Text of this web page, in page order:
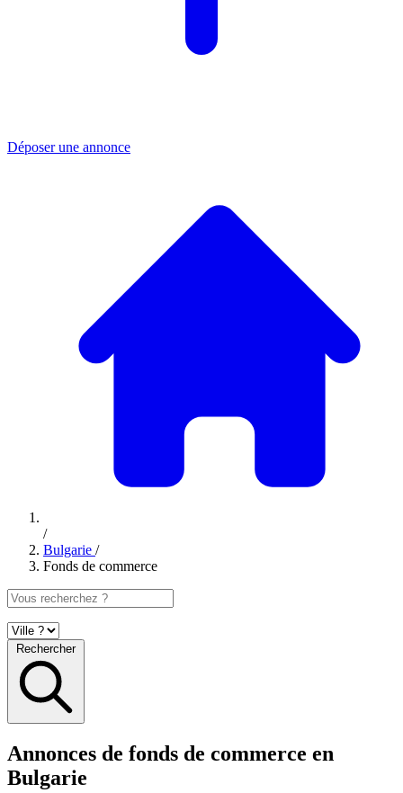
Déposer une annonce
/
Bulgarie /
Fonds de commerce
Rechercher
Annonces de fonds de commerce en
Bulgarie